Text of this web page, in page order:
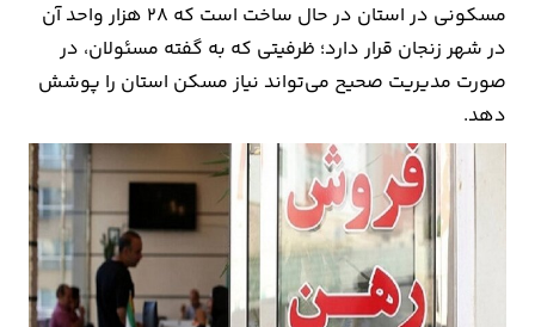
مسکونی در استان در حال ساخت است که ۲۸ هزار واحد آن
در شهر زنجان قرار دارد؛ ظرفیتی که به گفته مسئولان، در
صورت مدیریت صحیح می‌تواند نیاز مسکن استان را پوشش
دهد.